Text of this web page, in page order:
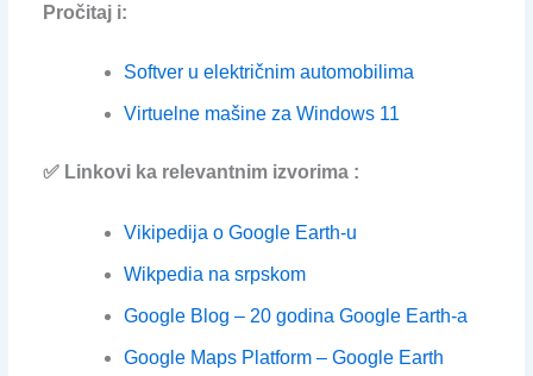
Pročitaj i:
Softver u električnim automobilima
Virtuelne mašine za Windows 11
✅ Linkovi ka relevantnim izvorima :
Vikipedija o Google Earth-u
Wikpedia na srpskom
Google Blog – 20 godina Google Earth-a
Google Maps Platform – Google Earth